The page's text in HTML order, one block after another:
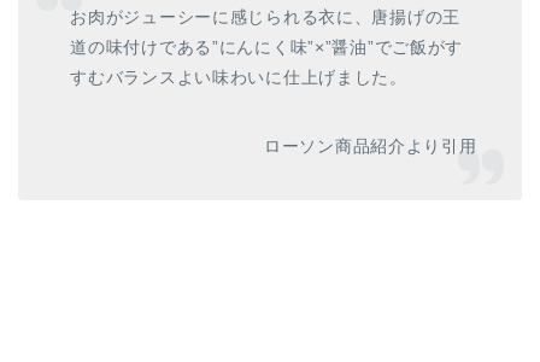
お肉がジューシーに感じられる衣に、唐揚げの王
道の味付けである”にんにく味”×”醤油”でご飯がす
すむバランスよい味わいに仕上げました。
ローソン商品紹介より引用